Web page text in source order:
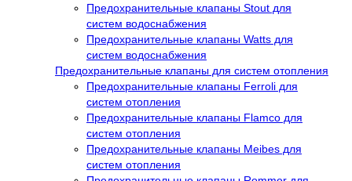
Предохранительные клапаны Stout для
систем водоснабжения
Предохранительные клапаны Watts для
систем водоснабжения
Предохранительные клапаны для систем отопления
Предохранительные клапаны Ferroli для
систем отопления
Предохранительные клапаны Flamco для
систем отопления
Предохранительные клапаны Meibes для
систем отопления